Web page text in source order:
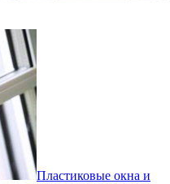
Пластиковые окна и